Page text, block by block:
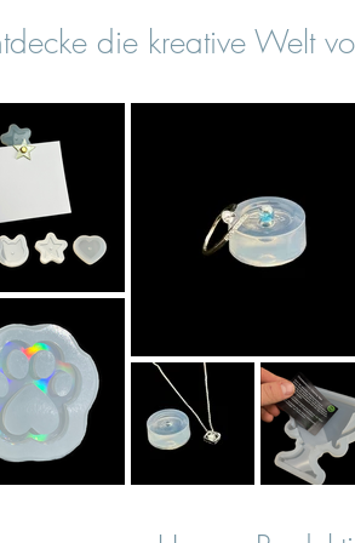
die kreative Welt